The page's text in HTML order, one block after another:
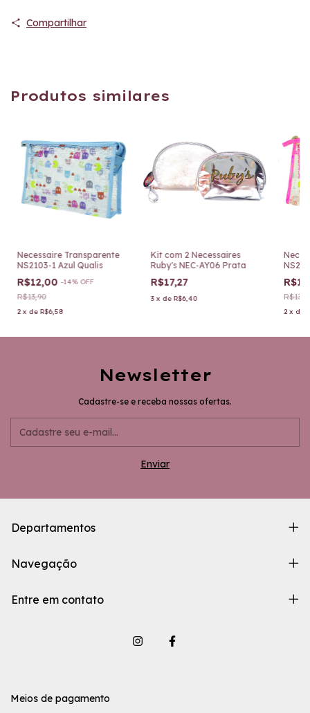
Compartilhar
Produtos similares
Necessaire Transparente
NS2103-1 Azul Qualis
R$12,00 -14% OFF
R$13,90
2 x de R$6,58
Kit com 2 Necessaires
Ruby's NEC-AY06 Prata
R$17,27
3 x de R$6,40
2 x de
Newsletter
Cadastre-se e receba nossas ofertas.
Departamentos
Navegação
Entre em contato
Meios de pagamento